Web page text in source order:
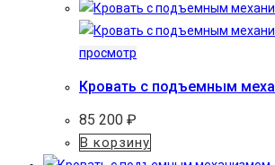
просмотр
Кровать с подъемным
85 200 ₽
В корзину